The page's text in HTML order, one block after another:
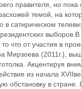
правителя, но
темой, на
в сатирическом
что от участия в
(2011г.),
Акцентируя
из начала
обстановку в